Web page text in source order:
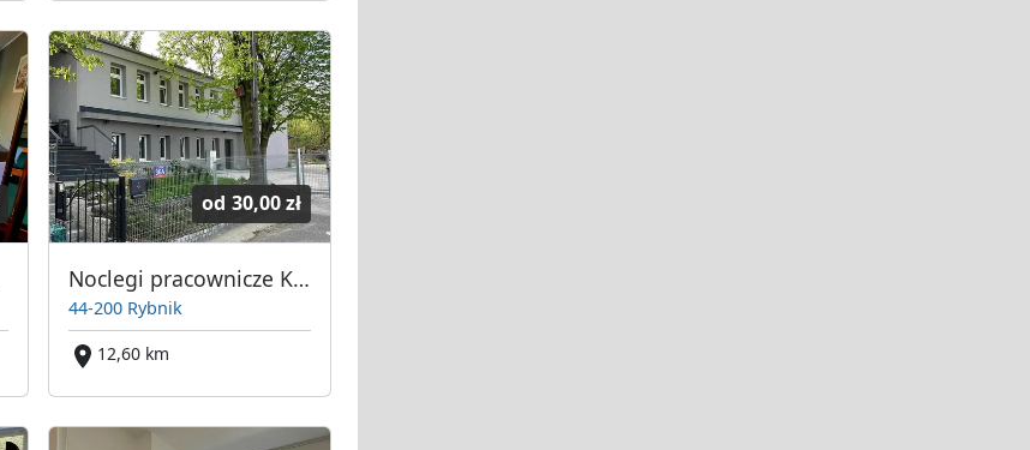
od 30,00 zł
Noclegi pracownicze Kolejowa
44-200 Rybnik
12,60 km